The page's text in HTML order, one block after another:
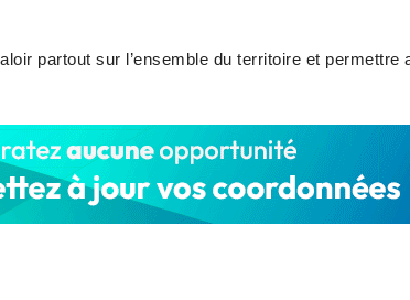
partout sur l’ensemble du territoire et permettre